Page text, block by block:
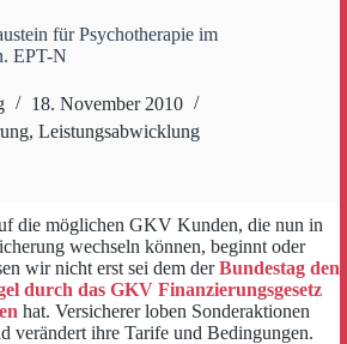
für Psychotherapie im
EPT-N
18. November 2010
, Leistungsabwicklung
die möglichen GKV Kunden, die nun in
wechseln können, beginnt oder
wir nicht erst sei dem derBundestag den
durch das GKV Finanzierungsgesetz
hat. Versicherer loben Sonderaktionen
verändert ihre Tarife und Bedingungen.